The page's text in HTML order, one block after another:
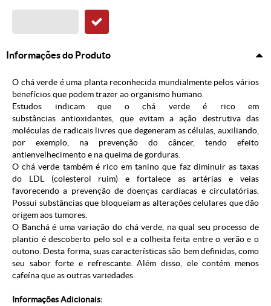
Informações do Produto
O chá verde é uma planta reconhecida mundialmente pelos vários
benefícios que podem trazer ao organismo humano.
Estudos indicam que o chá verde é rico em
substâncias antioxidantes, que evitam a ação destrutiva das
moléculas de radicais livres que degeneram as células, auxiliando,
por exemplo, na prevenção do câncer, tendo efeito
antienvelhecimento e na queima de gorduras.
O chá verde também é rico em tanino que faz diminuir as taxas
do LDL (colesterol ruim) e fortalece as artérias e veias
favorecendo a prevenção de doenças cardíacas e circulatórias.
Possui substâncias que bloqueiam as alterações celulares que dão
origem aos tumores.
O Banchá é uma variação do chá verde, na qual seu processo de
plantio é descoberto pelo sol e a colheita feita entre o verão e o
outono. Desta forma, suas características são bem definidas, como
seu sabor forte e refrescante. Além disso, ele contém menos
cafeína que as outras variedades.
Informações Adicionais: